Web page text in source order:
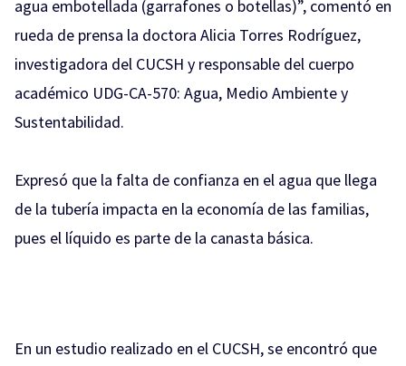
agua embotellada (garrafones o botellas)”, comentó en
rueda de prensa la doctora Alicia Torres Rodríguez,
investigadora del CUCSH y responsable del cuerpo
académico UDG-CA-570: Agua, Medio Ambiente y
Sustentabilidad.
Expresó que la falta de confianza en el agua que llega
de la tubería impacta en la economía de las familias,
pues el líquido es parte de la canasta básica.
En un estudio realizado en el CUCSH, se encontró que